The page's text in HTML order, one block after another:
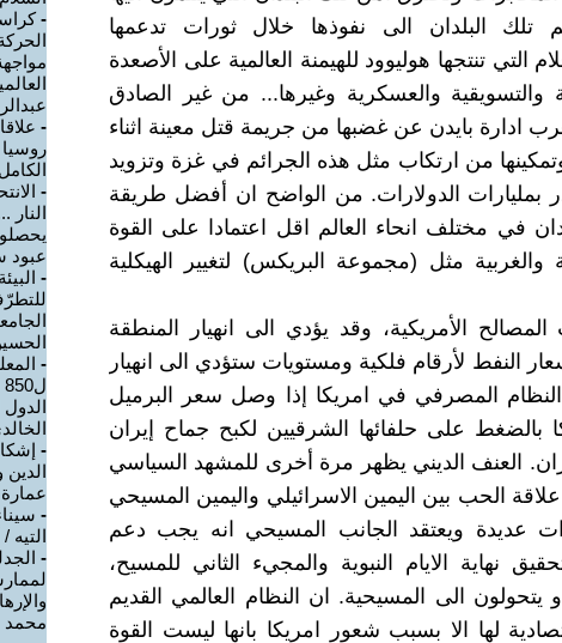
تلك البلدان الى نفوذها خلال ثورات تدعمها
التي تنتجها هوليوود للهيمنة العالمية على الأصعدة
والتسويقية والعسكرية وغيرها... من غير الصادق
ادارة بايدن عن غضبها من جريمة قتل معينة اثناء
من ارتكاب مثل هذه الجرائم في غزة وتزويد
بمليارات الدولارات. من الواضح ان أفضل طريقة
في مختلف انحاء العالم اقل اعتمادا على القوة
والغربية مثل (مجموعة البريكس) لتغيير الهيكلية
الأمريكية، وقد يؤدي الى انهيار المنطقة
النفط لأرقام فلكية ومستويات ستؤدي الى انهيار
النظام المصرفي في امريكا إذا وصل سعر البرميل
بالضغط على حلفائها الشرقيين لكبح جماح إيران
تحيط بإيران. العنف الديني يظهر مرة أخرى للمشهد السياسي
الحب بين اليمين الاسرائيلي واليمين المسيحي
عديدة ويعتقد الجانب المسيحي انه يجب دعم
نهاية الايام النبوية والمجيء الثاني للمسيح،
يتحولون الى المسيحية. ان النظام العالمي القديم
لها الا بسبب شعور امريكا بانها ليست القوة
-
-
-
النار
عبود
-
-
الدول
-
-
التيه
-
محمد